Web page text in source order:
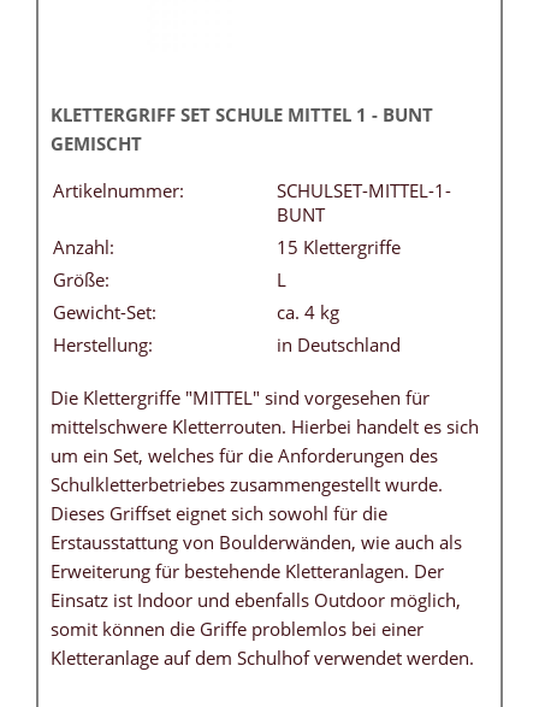
KLETTERGRIFF SET SCHULE MITTEL 1 - BUNT
GEMISCHT
Artikelnummer:
SCHULSET-MITTEL-1-
BUNT
Anzahl:
15 Klettergriffe
Größe:
L
Gewicht-Set:
ca. 4 kg
Herstellung:
in Deutschland
Die Klettergriffe "MITTEL" sind vorgesehen für
mittelschwere Kletterrouten. Hierbei handelt es sich
um ein Set, welches für die Anforderungen des
Schulkletterbetriebes zusammengestellt wurde.
Dieses Griffset eignet sich sowohl für die
Erstausstattung von Boulderwänden, wie auch als
Erweiterung für bestehende Kletteranlagen. Der
Einsatz ist Indoor und ebenfalls Outdoor möglich,
somit können die Griffe problemlos bei einer
Kletteranlage auf dem Schulhof verwendet werden.